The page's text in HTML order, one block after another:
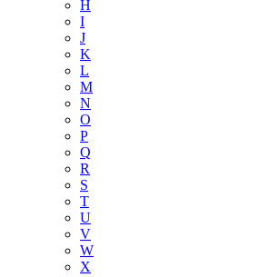
H
I
J
K
L
M
N
O
P
Q
R
S
T
U
V
W
X